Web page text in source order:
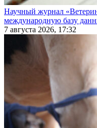
Научный журнал
международную базу
7 августа 2026, 17:32